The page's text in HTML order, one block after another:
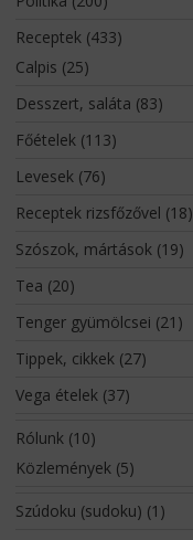
Receptek(433)
Calpis (25)
Desszert, saláta (83)
Főételek(113)
Levesek(76)
Receptek rizsfőzővel (18)
Szószok, mártások(19)
Tea (20)
Tenger gyümölcsei (21)
Tippek, cikkek(27)
Vega ételek(37)
Rólunk(10)
Közlemények(5)
Szúdoku (sudoku) (1)